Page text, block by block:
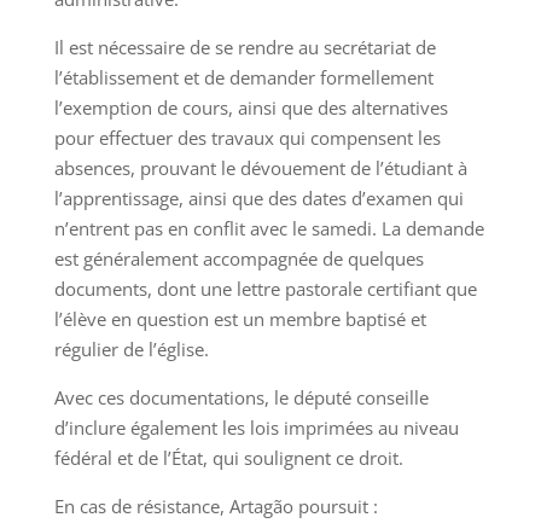
Il est nécessaire de se rendre au secrétariat de
l’établissement et de demander formellement
l’exemption de cours, ainsi que des alternatives
pour effectuer des travaux qui compensent les
absences, prouvant le dévouement de l’étudiant à
l’apprentissage, ainsi que des dates d’examen qui
n’entrent pas en conflit avec le samedi. La demande
est généralement accompagnée de quelques
documents, dont une lettre pastorale certifiant que
l’élève en question est un membre baptisé et
régulier de l’église.
Avec ces documentations, le député conseille
d’inclure également les lois imprimées au niveau
fédéral et de l’État, qui soulignent ce droit.
En cas de résistance, Artagão poursuit :